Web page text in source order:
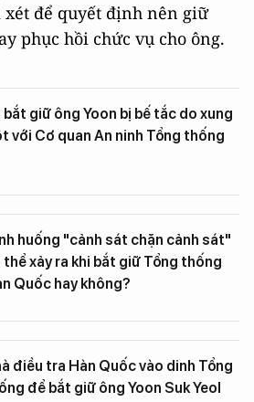
xét để quyết định nên giữ
phục hồi chức vụ cho ông.
bắt giữ ông Yoon bị bế tắc do xung
với Cơ quan An ninh Tổng thống
huống "cảnh sát chặn cảnh sát"
thể xảy ra khi bắt giữ Tổng thống
Quốc hay không?
điều tra Hàn Quốc vào dinh Tổng
để bắt giữ ông Yoon Suk Yeol